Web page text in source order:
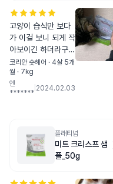
고양이 습식만 보다
가 이걸 보니 되게 작
아보이긴 하더라구요
ㅎㅎ 좋다고 소문이
자자하길래 7살 강
아지한테 선물로 줬
너무 잘먹는다고..ㅋ
ㅋㅋ 밥그릇에 얼굴
을 박고 남은 한톨까
고 그러네요 뿌듯뿌
코리안 숏헤어 · 4살 5개
월 · 7kg
엔
*******
2024.02.03
플래티넘
미트 크리스프 샘
플_50g